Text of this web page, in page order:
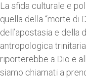
La sfida culturale e
quella della “morte di
dell’apostasia e della
antropologica
riporterebbe a Dio e
siamo chiamati a